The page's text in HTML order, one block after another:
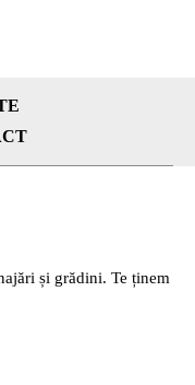
și grădini. Te ținem